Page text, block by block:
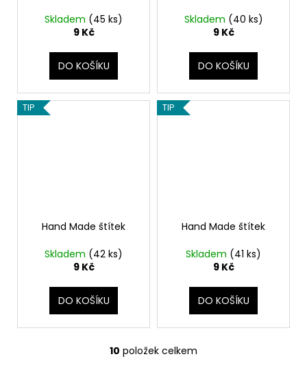
Skladem (45 ks)
9 Kč
DO KOŠÍKU
Skladem (40 ks)
9 Kč
DO KOŠÍKU
TIP
Hand Made štítek
Skladem (42 ks)
9 Kč
DO KOŠÍKU
TIP
Hand Made štítek
Skladem (41 ks)
9 Kč
DO KOŠÍKU
O
10 položek celkem